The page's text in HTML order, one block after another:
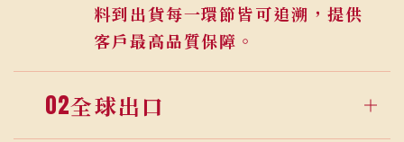
產品出口至美國、加拿大、日本、
韓國、泰國、新加坡等國，熟悉各
海外市場。